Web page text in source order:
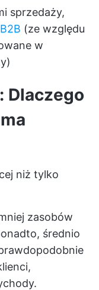
sprzedaży,
(ze względu
w
Dlaczego
niż tylko
zasobów
średnio